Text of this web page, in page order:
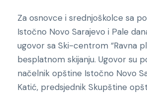
Za osnovce i srednjoškolce sa
Istočno Novo Sarajevo i Pale
ugovor sa Ski-centrom “Ravna
besplatnom skijanju. Ugovor su
načelnik opštine Istočno Novo
Katić, predsjednik Skupštine